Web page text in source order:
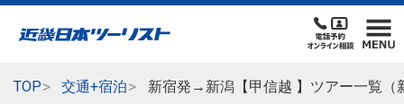
TOP 交通+宿泊 新宿発→新潟【甲信越 】ツアー一覧（